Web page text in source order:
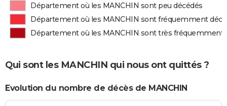
Département où les MANCHIN sont peu décédés
Département où les MANCHIN sont fréquemment
Département où les MANCHIN sont très fréquemment
Qui sont les MANCHIN qui nous ont quittés ?
Evolution du nombre de décès de MANCHIN